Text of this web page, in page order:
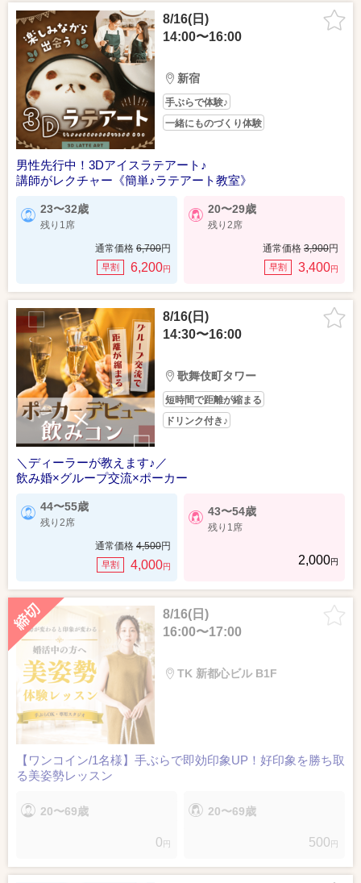
8/16(日)
14:00〜16:00
新宿
手ぶらで体験♪
一緒にものづくり体験
男性先行中！3Dアイスラテアート♪
講師がレクチャー《簡単♪ラテアート教室》
23〜32歳
残り1席
通常価格 6,700円
早割 6,200円
20〜29歳
残り2席
通常価格 3,900円
早割 3,400円
8/16(日)
14:30〜16:00
歌舞伎町タワー
短時間で距離が縮まる
ドリンク付き♪
＼ディーラーが教えます♪／
飲み婚×グループ交流×ポーカー
44〜55歳
残り2席
通常価格 4,500円
早割 4,000円
43〜54歳
残り1席
2,000円
8/16(日)
16:00〜17:00
TK 新都心ビル B1F
【ワンコイン/1名様】手ぶらで即効印象UP！好印象を勝ち取
る美姿勢レッスン
20〜69歳
0 円
20〜69歳
500 円